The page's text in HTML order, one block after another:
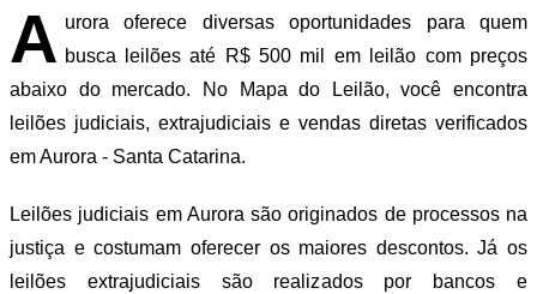
A urora oferece diversas oportunidades para quem
busca leilões até R$ 500 mil em leilão com preços
abaixo do mercado. No Mapa do Leilão, você encontra
leilões judiciais, extrajudiciais e vendas diretas verificados
em Aurora - Santa Catarina.
Leilões judiciais em Aurora são originados de processos na
justiça e costumam oferecer os maiores descontos. Já os
leilões extrajudiciais são realizados por bancos e